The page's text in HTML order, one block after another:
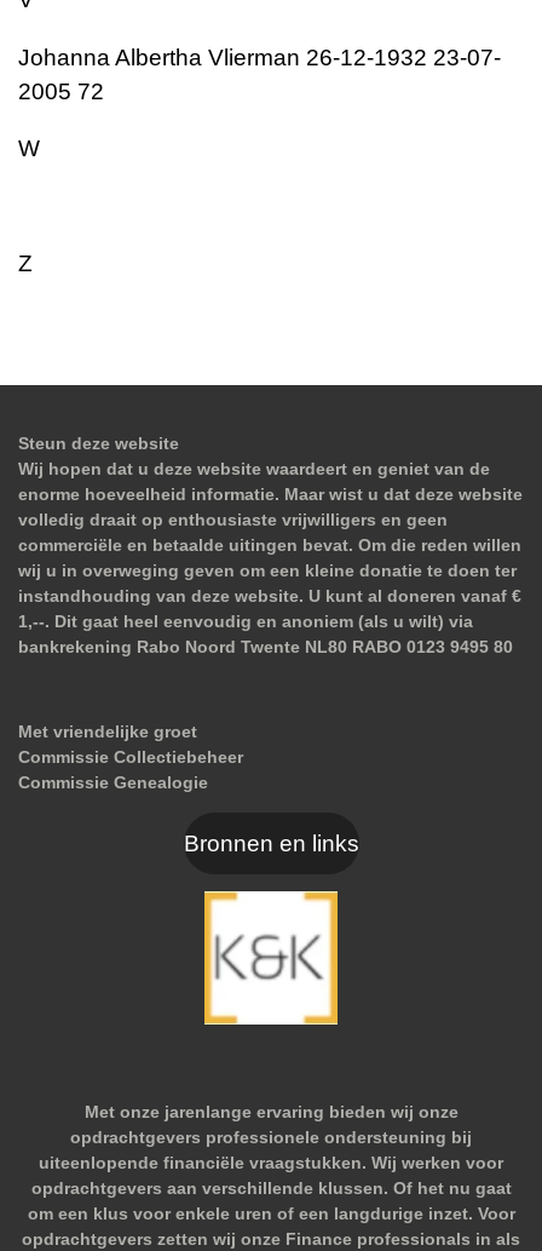
Johanna Albertha Vlierman 26-12-1932 23-07-
2005 72
W
Z
Steun deze website
Wij hopen dat u deze website waardeert en geniet van de
enorme hoeveelheid informatie. Maar wist u dat deze website
volledig draait op enthousiaste vrijwilligers en geen
commerciële en betaalde uitingen bevat. Om die reden willen
wij u in overweging geven om een kleine donatie te doen ter
instandhouding van deze website. U kunt al doneren vanaf €
1,--. Dit gaat heel eenvoudig en anoniem (als u wilt) via
bankrekening Rabo Noord Twente NL80 RABO 0123 9495 80
Met vriendelijke groet
Commissie Collectiebeheer
Commissie Genealogie
Bronnen en links
Met onze jarenlange ervaring bieden wij onze
opdrachtgevers professionele ondersteuning bij
uiteenlopende financiële vraagstukken. Wij werken voor
opdrachtgevers aan verschillende klussen. Of het nu gaat
om een klus voor enkele uren of een langdurige inzet. Voor
opdrachtgevers zetten wij onze Finance professionals in als